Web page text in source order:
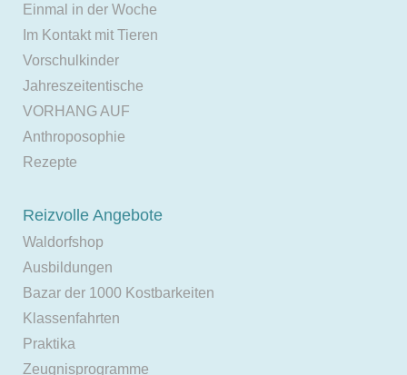
Einmal in der Woche
Im Kontakt mit Tieren
Vorschulkinder
Jahreszeitentische
VORHANG AUF
Anthroposophie
Rezepte
Reizvolle Angebote
Waldorfshop
Ausbildungen
Bazar der 1000 Kostbarkeiten
Klassenfahrten
Praktika
Zeugnisprogramme